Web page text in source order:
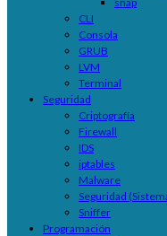
CLI
Consola
GRUB
LVM
Terminal
Seguridad
Criptografía
Firewall
IDS
iptables
Malware
Seguridad
Sniffer
Programación